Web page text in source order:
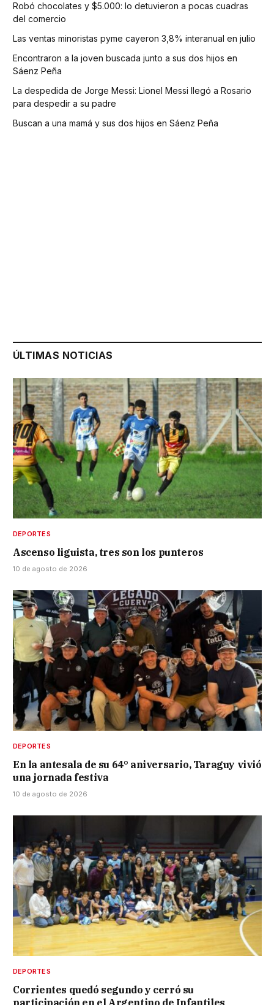
Robó chocolates y $5.000: lo detuvieron a pocas cuadras
del comercio
Las ventas minoristas pyme cayeron 3,8% interanual en julio
Encontraron a la joven buscada junto a sus dos hijos en
Sáenz Peña
La despedida de Jorge Messi: Lionel Messi llegó a Rosario
para despedir a su padre
Buscan a una mamá y sus dos hijos en Sáenz Peña
ÚLTIMAS NOTICIAS
DEPORTES
Ascenso liguista, tres son los punteros
10 de agosto de 2026
DEPORTES
En la antesala de su 64° aniversario, Taraguy vivió
una jornada festiva
10 de agosto de 2026
DEPORTES
Corrientes quedó segundo y cerró su
participación en el Argentino de Infantiles